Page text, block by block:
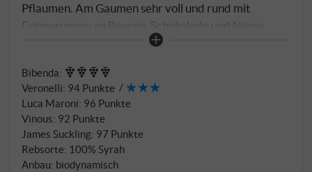
Pflaumen. Am Gaumen sehr voll und rund mit
Erinnerungen an Beeren, Schokolade und Nüsse.
Elegant und intellektuell.
SUPERIORE.DE
Bibenda:
Veronelli: 94 Punkte
Luca Maroni: 96 Punkte
Vinous: 92 Punkte
James Suckling: 97 Punkte
Rebsorte: 100% Syrah
Anbau: biodynamisch